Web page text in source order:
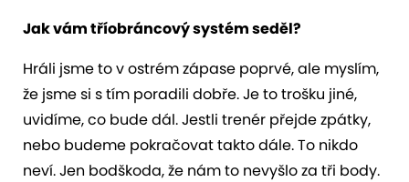
Jak vám tříobráncový systém seděl?
Hráli jsme to v ostrém zápase poprvé, ale myslím,
že jsme si s tím poradili dobře. Je to trošku jiné,
uvidíme, co bude dál. Jestli trenér přejde zpátky,
nebo budeme pokračovat takto dále. To nikdo
neví. Jen bodškoda, že nám to nevyšlo za tři body.